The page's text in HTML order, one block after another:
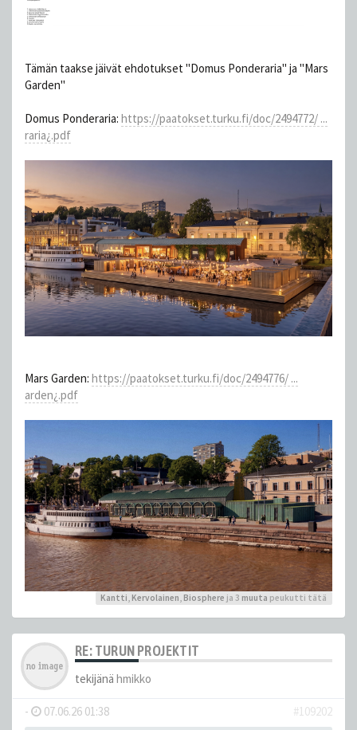
Tämän taakse jäivät ehdotukset "Domus Ponderaria" ja "Mars
Garden"
Domus Ponderaria: https://paatokset.turku.fi/doc/2494772/ ...
raria¿.pdf
Mars Garden: https://paatokset.turku.fi/doc/2494776/ ...
arden¿.pdf
Kantti Kervolainen Biosphere ja 3 muuta peukutti tätä
RE: TURUN PROJEKTIT
tekijänä hmikko
- 07.06.26 01:38
#109202